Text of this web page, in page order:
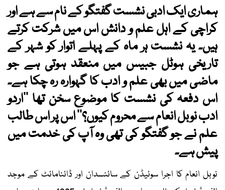
ہماری ایک ادبی نشست گفتگو کے نام سے ہے اور
کراچی کے اہل علم و دانش اس میں شرکت کرتے
ہیں۔ یہ نشست ہر ماہ کے پہلے اتوار کو شہر کے
تاریخی ہوٹل جبیس میں منعقد ہوتی ہے جو
ماضی میں بھی علم و ادب کا گہوارہ رہ چکا ہے۔
اس دفعہ کی نشست کا موضوع سخن تھا ’’اردو
ادب نوبل انعام سے محروم کیوں؟‘‘ اس پر اس طالب
علم نے جو گفتگو کی تھی وہ آپ کی خدمت میں
پیش ہے۔
نوبل انعام کا اجرا سوئیڈن کے سائنسدان اور ڈائنامائٹ کے موجد